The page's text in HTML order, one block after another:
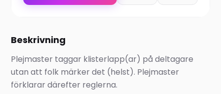
Beskrivning
Plejmaster taggar klisterlapp(ar) på deltagare
utan att folk märker det (helst). Plejmaster
förklarar därefter reglerna.